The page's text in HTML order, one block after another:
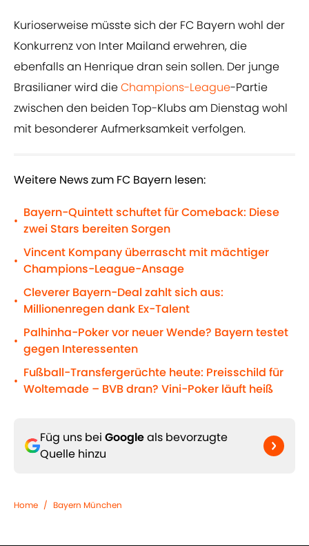
Kurioserweise müsste sich der FC Bayern wohl der
Konkurrenz von Inter Mailand erwehren, die
ebenfalls an Henrique dran sein sollen. Der junge
Brasilianer wird dieChampions-League-Partie
zwischen den beiden Top-Klubs am Dienstag wohl
mit besonderer Aufmerksamkeit verfolgen.
Weitere News zum FC Bayern lesen:
•
Bayern-Quintett schuftet für Comeback: Diese
zwei Stars bereiten Sorgen
•
Vincent Kompany überrascht mit mächtiger
Champions-League-Ansage
•
Cleverer Bayern-Deal zahlt sich aus:
Millionenregen dank Ex-Talent
•
Palhinha-Poker vor neuer Wende? Bayern testet
gegen Interessenten
•
Fußball-Transfergerüchte heute: Preisschild für
Woltemade – BVB dran? Vini-Poker läuft heiß
Füg uns bei Googleals bevorzugte
Quelle hinzu
Home / Bayern München